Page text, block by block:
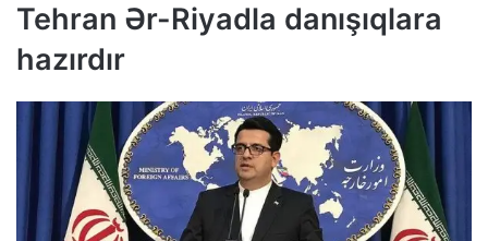
Tehran Ər-Riyadla danışıqlara
hazırdır